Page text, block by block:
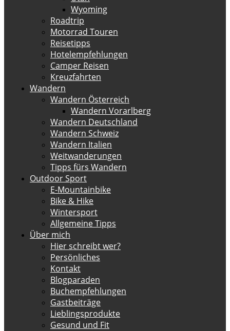
Wyoming
Roadtrip
Motorrad Touren
Reisetipps
Hotelempfehlungen
Camper Reisen
Kreuzfahrten
Wandern
Wandern Österreich
Wandern Vorarlberg
Wandern Deutschland
Wandern Schweiz
Wandern Italien
Weitwanderungen
Tipps fürs Wandern
Outdoor Sport
E-Mountainbike
Bike & Hike
Wintersport
Allgemeine Tipps
Über mich
Hier schreibt wer?
Persönliches
Kontakt
Blogparaden
Buchempfehlungen
Gastbeiträge
Lieblingsprodukte
Gesund und Fit